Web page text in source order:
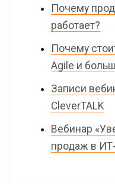
Почему
работает?
Почему
Agile и
Записи
CleverTALK
Вебинар
продаж в